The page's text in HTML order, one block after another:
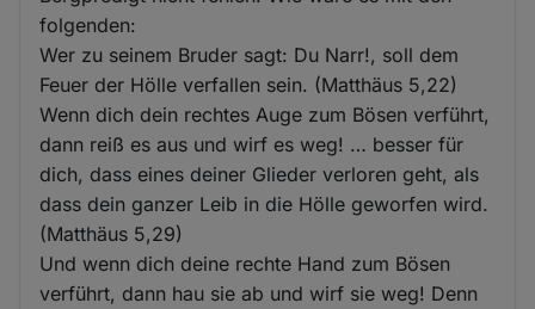
folgenden:
Wer zu seinem Bruder sagt: Du Narr!, soll dem
Feuer der Hölle verfallen sein. (Matthäus 5,22)
Wenn dich dein rechtes Auge zum Bösen verführt,
dann reiß es aus und wirf es weg! … besser für
dich, dass eines deiner Glieder verloren geht, als
dass dein ganzer Leib in die Hölle geworfen wird.
(Matthäus 5,29)
Und wenn dich deine rechte Hand zum Bösen
verführt, dann hau sie ab und wirf sie weg! Denn